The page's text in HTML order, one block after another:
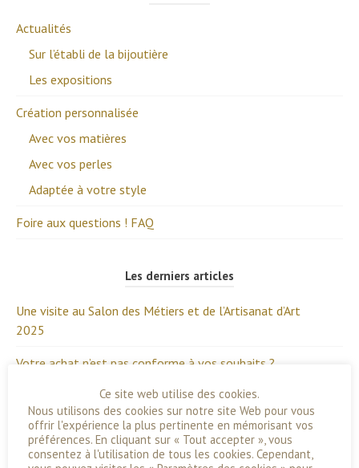
Actualités
Sur l’établi de la bijoutière
Les expositions
Création personnalisée
Avec vos matières
Avec vos perles
Adaptée à votre style
Foire aux questions ! FAQ
Les derniers articles
Une visite au Salon des Métiers et de l’Artisanat d’Art
2025
Votre achat n’est pas conforme à vos souhaits ?
Une nouvelle matière à l’atelier !
A voir sur la boutique
Ce site web utilise des cookies.
Nous utilisons des cookies sur notre site Web pour vous
offrir l'expérience la plus pertinente en mémorisant vos
préférences. En cliquant sur « Tout accepter », vous
consentez à l'utilisation de tous les cookies. Cependant,